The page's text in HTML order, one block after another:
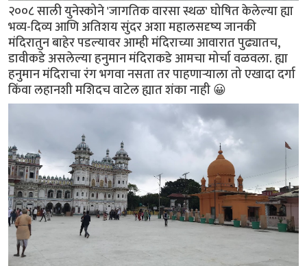
२००८ साली युनेस्कोने 'जागतिक वारसा स्थळ' घोषित केलेल्या ह्या
भव्य-दिव्य आणि अतिशय सुंदर अशा महालसदृष्य जानकी
मंदिरातुन बाहेर पडल्यावर आम्ही मंदिराच्या आवारात पुढ्यातच,
डावीकडे असलेल्या हनुमान मंदिराकडे आमचा मोर्चा वळवला. ह्या
हनुमान मंदिराचा रंग भगवा नसता तर पाहणाऱ्याला तो एखादा दर्गा
किंवा लहानशी मशिदच वाटेल ह्यात शंका नाही 😀